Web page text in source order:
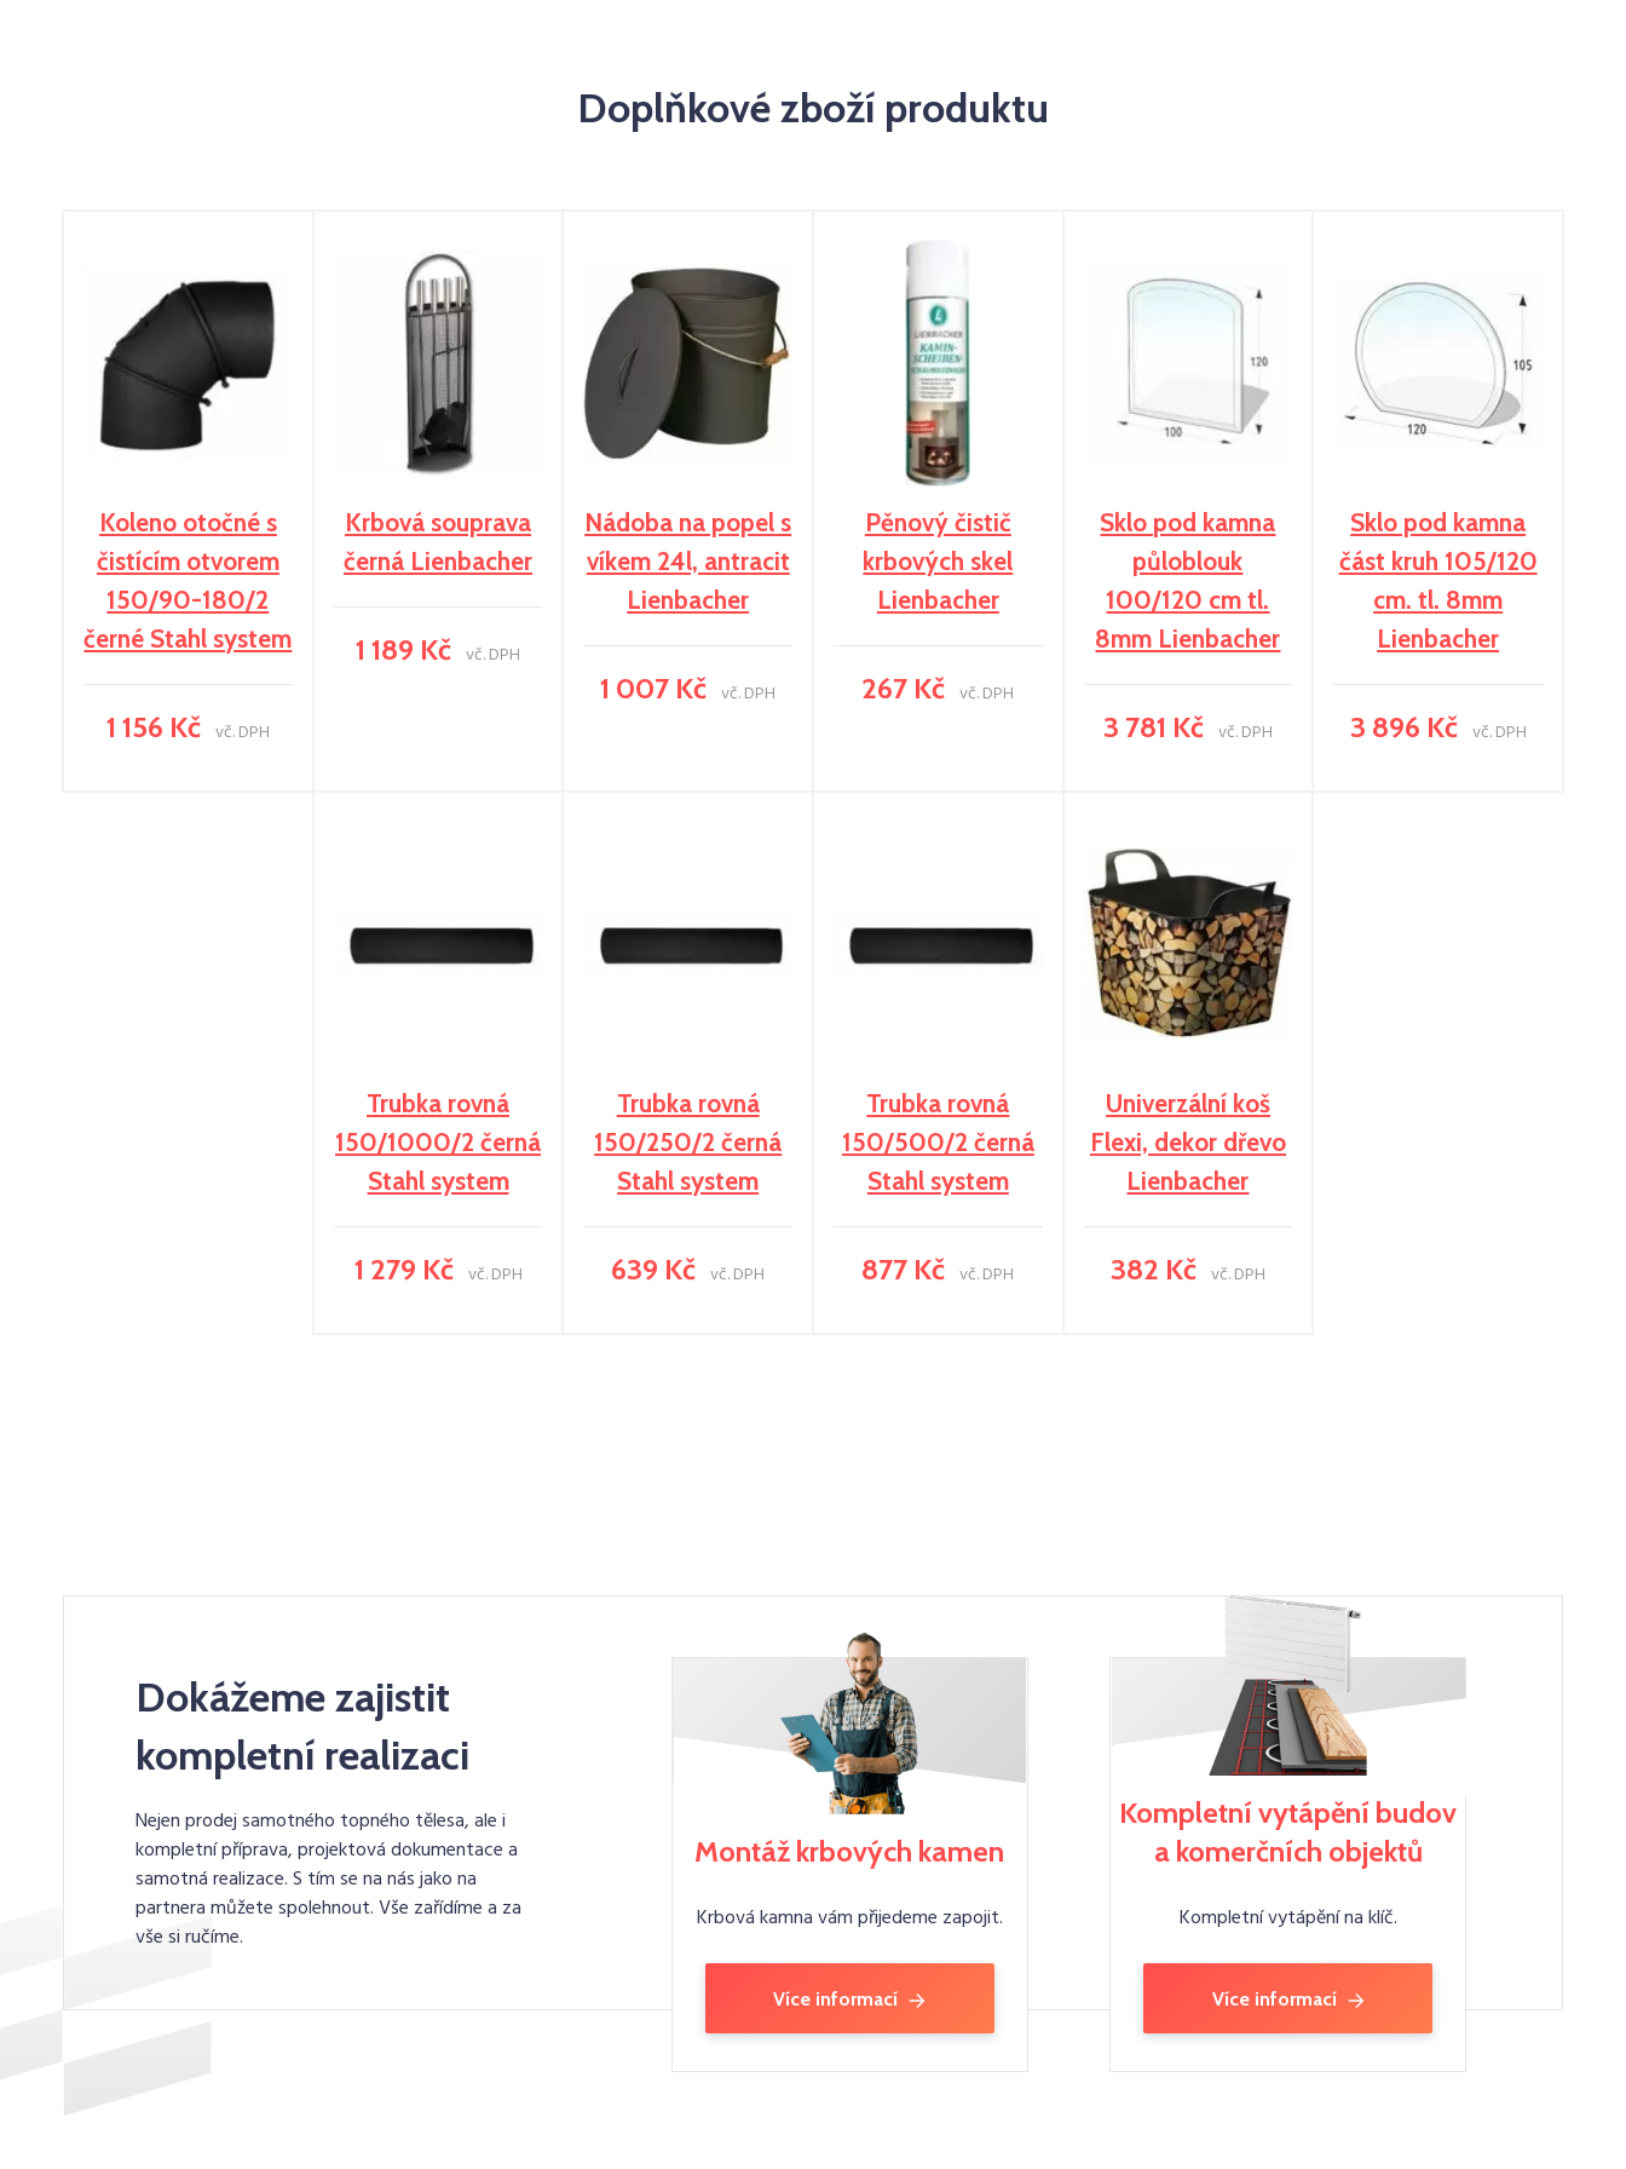
Doplňkové zboží produktu
Koleno otočné s
čistícím otvorem
150/90-180/2
černé Stahl system
1 156 Kč vč. DPH
Krbová souprava
černá Lienbacher
1 189 Kč vč. DPH
Nádoba na popel s
víkem 24l, antracit
Lienbacher
1 007 Kč vč. DPH
Pěnový čistič
krbových skel
Lienbacher
267 Kč vč. DPH
Sklo pod kamna
půloblouk
100/120 cm tl.
8mm Lienbacher
3 781 Kč vč. DPH
Sklo pod kamna
část kruh 105/120
cm. tl. 8mm
Lienbacher
3 896 Kč vč. DPH
Trubka rovná
150/1000/2 černá
Stahl system
1 279 Kč vč. DPH
Trubka rovná
150/250/2 černá
Stahl system
639 Kč vč. DPH
Trubka rovná
150/500/2 černá
Stahl system
877 Kč vč. DPH
Univerzální koš
Flexi, dekor dřevo
Lienbacher
382 Kč vč. DPH
Dokážeme zajistit
kompletní realizaci
Nejen prodej samotného topného tělesa, ale i
kompletní příprava, projektová dokumentace a
samotná realizace. S tím se na nás jako na
partnera můžete spolehnout. Vše zařídíme a za
vše si ručíme.
Montáž krbových kamen
Krbová kamna vám přijedeme zapojit.
Více informací
Kompletní vytápění budov
a komerčních objektů
Kompletní vytápění na klíč.
Více informací